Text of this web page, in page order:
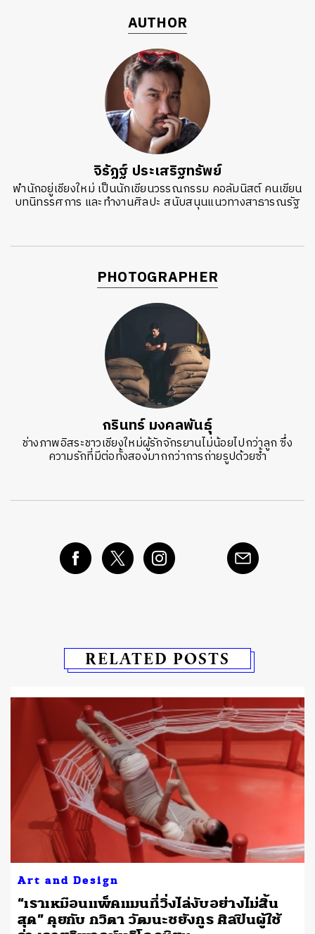
AUTHOR
จิรัฏฐ์​ ประเสริฐทรัพย์
พำนักอยู่เชียงใหม่ เป็นนักเขียนวรรณกรรม คอลัมนิสต์ คนเขียน
บทนิทรรศการ และทำงานศิลปะ สนับสนุนแนวทางสาธารณรัฐ
PHOTOGRAPHER
กรินทร์ มงคลพันธุ์
ช่างภาพอิสระชาวเชียงใหม่ผู้รักจักรยานไม่น้อยไปกว่าลูก ซึ่ง
ความรักที่มีต่อทั้งสองมากกว่าการถ่ายรูปด้วยซ้ำ
RELATED POSTS
Art and Design
“เราเหมือนแพ็คแมนที่วิ่งไล่งับอย่างไม่สิ้น
สุด” คุยกับ กวิตา วัฒนะชยังกูร ศิลปินผู้ใช้